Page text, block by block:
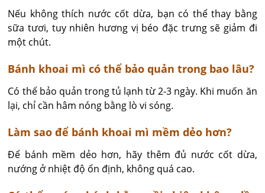
Nếu không thích nước cốt dừa, bạn có thể thay bằng
sữa tươi, tuy nhiên hương vị béo đặc trưng sẽ giảm đi
một chút.
Bánh khoai mì có thể bảo quản trong bao lâu?
Có thể bảo quản trong tủ lạnh từ 2-3 ngày. Khi muốn ăn
lại, chỉ cần hâm nóng bằng lò vi sóng.
Làm sao để bánh khoai mì mềm dẻo hơn?
Để bánh mềm dẻo hơn, hãy thêm đủ nước cốt dừa,
nướng ở nhiệt độ ổn định, không quá cao.